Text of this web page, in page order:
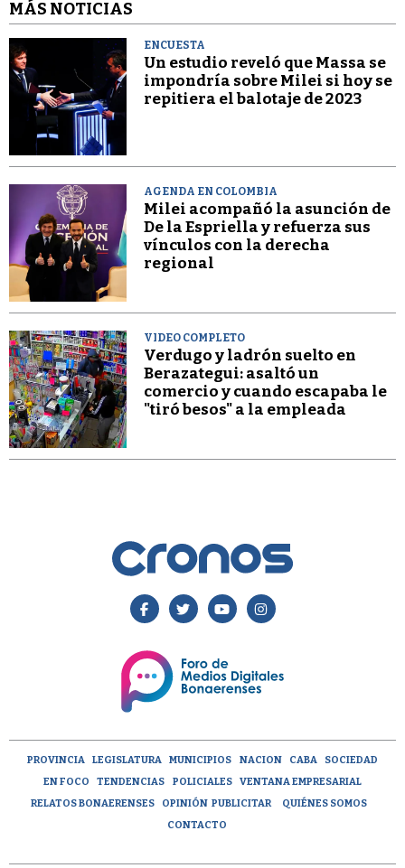
MÁS NOTICIAS
ENCUESTA
Un estudio reveló que Massa se
impondría sobre Milei si hoy se
repitiera el balotaje de 2023
AGENDA EN COLOMBIA
Milei acompañó la asunción de
De la Espriella y refuerza sus
vínculos con la derecha
regional
VIDEO COMPLETO
Verdugo y ladrón suelto en
Berazategui: asaltó un
comercio y cuando escapaba le
"tiró besos" a la empleada
PROVINCIA LEGISLATURA MUNICIPIOS NACION CABA
SOCIEDAD
EN FOCO
TENDENCIAS POLICIALES
VENTANA EMPRESARIAL
RELATOS BONAERENSES
OPINIÓN PUBLICITAR
QUIÉNES SOMOS
CONTACTO